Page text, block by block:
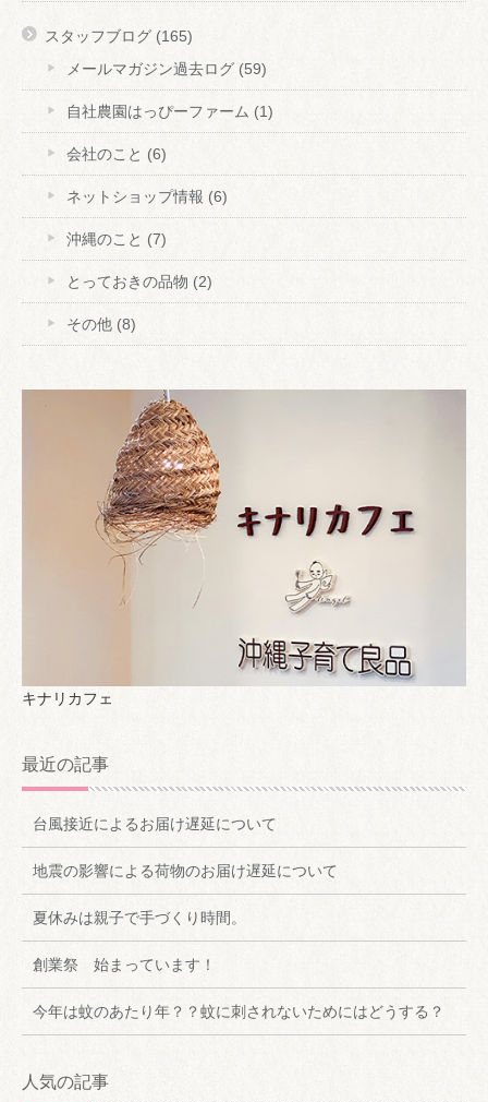
スタッフブログ (165)
メールマガジン過去ログ (59)
自社農園はっぴーファーム (1)
会社のこと (6)
ネットショップ情報 (6)
沖縄のこと (7)
とっておきの品物 (2)
その他 (8)
キナリカフェ
最近の記事
台風接近によるお届け遅延について
地震の影響による荷物のお届け遅延について
夏休みは親子で手づくり時間。
創業祭 始まっています！
今年は蚊のあたり年？？蚊に刺されないためにはどうする？
人気の記事